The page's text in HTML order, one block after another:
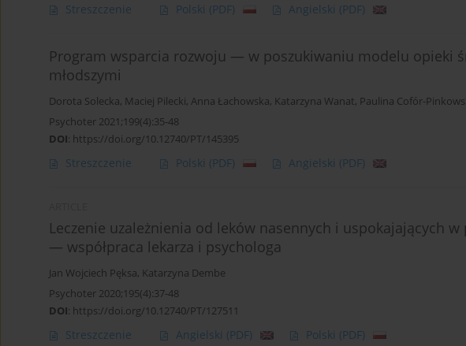
Streszczenie Polski (PDF) Angielski (PDF)
Program wsparcia rozwoju — w poszukiwaniu modelu opieki
młodszymi
Dorota Solecka, Maciej Pilecki, Anna Łachowska, Katarzyna Wanat, Paulina Cofór-
Psychoter 2021;199(4):35-48
DOI: https://doi.org/10.12740/PT/145395
Streszczenie Polski (PDF) Angielski (PDF)
Leczenie uzależnienia od leków nasennych i uspokajających
— współpraca lekarza i psychologa
Jan Wojciech Pęksa, Katarzyna Dembe
Psychoter 2020;195(4):37-48
DOI: https://doi.org/10.12740/PT/127511
Streszczenie Angielski (PDF) Polski (PDF)